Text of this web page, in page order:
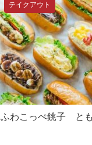
テイクアウト
ふわこっぺ銚子 と